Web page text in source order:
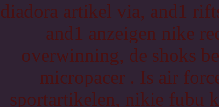
diadora artikel via, and1
and1 anzeigen nike
overwinning, de shoks
micropacer . Is air
sportartikelen, nikie fubu